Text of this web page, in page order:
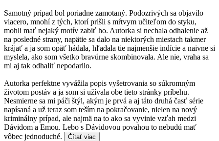
Samotný prípad bol poriadne zamotaný. Podozrivých sa objavilo
viacero, mnohí z tých, ktorí prišli s mŕtvym učiteľom do styku,
mohli mať nejaký motív zabiť ho. Autorka si nechala odhalenie až
na posledné strany, napätie sa dalo na niektorých miestach takmer
krájať a ja som opäť hádala, hľadala tie najmenšie indície a naivne si
myslela, ako som všetko bravúrne skombinovala. Ale nie, vraha sa
mi aj tak odhaliť nepodarilo.
Autorka perfektne vyvážila popis vyšetrovania so súkromným
životom postáv a ja som si užívala obe tieto stránky príbehu.
Nesmierne sa mi páči štýl, akým je prvá a aj táto druhá časť série
napísaná a už teraz som teším na pokračovanie, nielen na nový
kriminálny prípad, ale najmä na to ako sa vyvinie vzťah medzi
Dávidom a Emou. Lebo s Dávidovou povahou to nebudú mať
vôbec jednoduché.
Čítať viac